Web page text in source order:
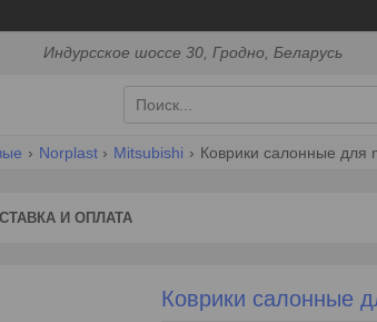
Индурсское шоссе 30, Гродно, Беларусь
Norplast Mitsubishi Коврики салонные для
И ОПЛАТА
Коврики салонные